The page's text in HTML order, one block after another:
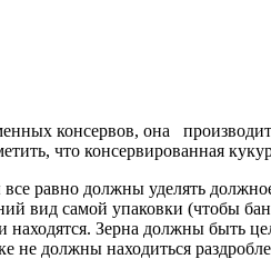
консервов, она
что консервированная
равно должны уделять
вид самой упаковки (чтобы
находятся. Зерна должны
не должны находиться